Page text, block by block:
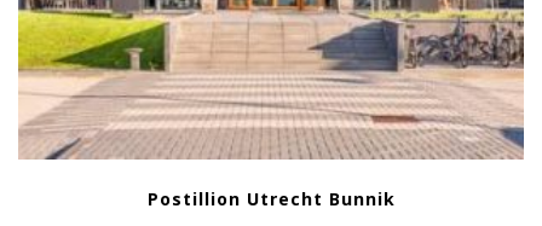
Postillion Utrecht Bunnik